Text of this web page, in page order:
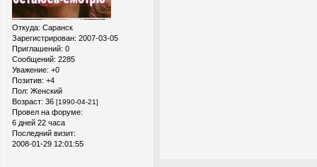
Откуда: Саранск
Зарегистрирован: 2007-03-05
Приглашений: 0
Сообщений: 2285
Уважение: +0
Позитив: +4
Пол: Женский
Возраст: 36 [1990-04-21]
Провел на форуме:
6 дней 22 часа
Последний визит:
2008-01-29 12:01:55